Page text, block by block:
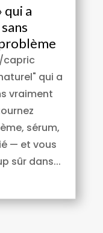
qui a
capric
qui a
vraiment
sérum,
— et vous
sûr dans...